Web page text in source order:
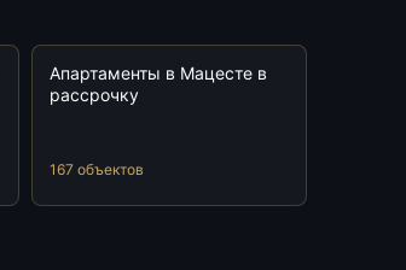
Апартаменты в Мацесте в
рассрочку
167 объектов